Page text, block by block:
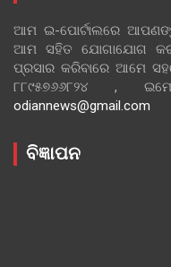
ଆମ ଇ-ପୋର୍ଟାଲରେ
ଆମ ସହିତ ଯୋଗାଯୋଗ
ପ୍ରସାର କରିବାରେ ଆମେ
୮୮୯୫୭୬୬୮୨୪ ,
odiannews@gmail.com
ବିଜ୍ଞାପନ